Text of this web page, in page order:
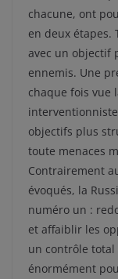
chacune, ont
en deux étapes.
avec un objectif
ennemis. Une
chaque fois vue
objectifs plus
toute menaces
Contrairement
évoqués, la
numéro un :
et affaiblir les
un contrôle
énormément